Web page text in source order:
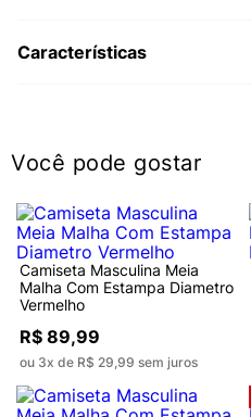
Características
Você pode gostar
Camiseta Masculina Meia
Malha Com Estampa Diametro
Vermelho
R$ 89,99
ou 3x de R$ 29,99 sem juros